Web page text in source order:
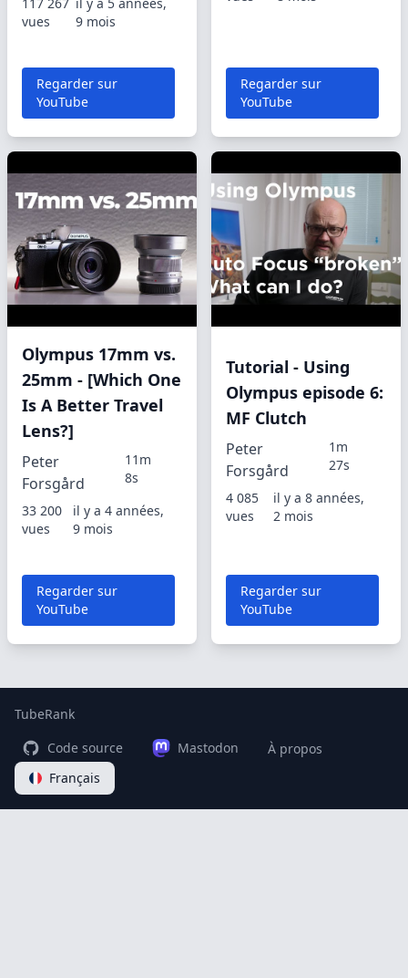
vues
9 mois
Regarder sur
YouTube
Regarder sur
YouTube
Olympus 17mm vs.
25mm - [Which One
Is A Better Travel
Lens?]
Peter
Forsgård
11m
8s
33 200
vues
il y a 4 années,
9 mois
Regarder sur
YouTube
Tutorial - Using
Olympus episode 6:
MF Clutch
Peter
Forsgård
1m
27s
4 085
vues
il y a 8 années,
2 mois
Regarder sur
YouTube
TubeRank
Code source
Mastodon
À propos
Français